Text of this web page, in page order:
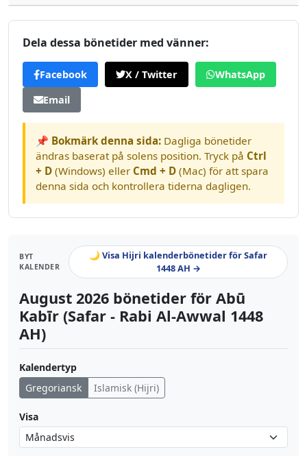
Dela dessa bönetider med vänner:
Facebook X / Twitter
WhatsApp
Email
📌 Bokmärk denna sida: Dagliga bönetider
ändras baserat på solens position. Tryck på Ctrl
+ D (Windows) eller Cmd + D (Mac) för att spara
denna sida och kontrollera tiderna dagligen.
BYT
KALENDER
🌙 Visa Hijri kalenderbönetider för Safar
1448 AH →
August 2026 bönetider för Abū
Kabīr (Safar - Rabi Al-Awwal 1448
AH)
Kalendertyp
Gregoriansk
Islamisk (Hijri)
Visa